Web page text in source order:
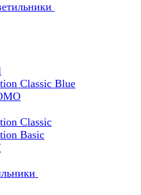
Classic Blue
Classic
Basic